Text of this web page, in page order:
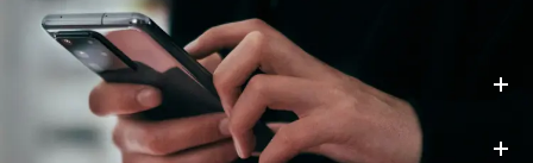
事業内容
お知らせ